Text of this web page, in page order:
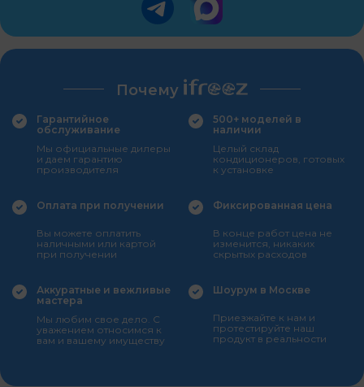
Почему
Гарантийное
обслуживание
Мы официальные дилеры
и даем гарантию
производителя
500+ моделей в
наличии
Целый склад
кондиционеров, готовых
к установке
Оплата при получении
Вы можете оплатить
наличными или картой
при получении
Фиксированная цена
В конце работ цена не
изменится, никаких
скрытых расходов
Аккуратные и вежливые
мастера
Мы любим свое дело. С
уважением относимся к
вам и вашему имуществу
Шоурум в Москве
Приезжайте к нам и
протестируйте наш
продукт в реальности